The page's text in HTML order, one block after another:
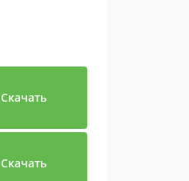
Скачать
Скачать